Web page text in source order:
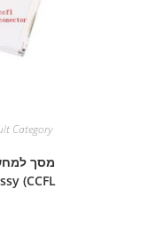
Category
(CCFL